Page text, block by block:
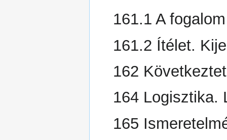
161.1 A fogalom
161.2 Ítélet.
162
164 Logisztika.
165